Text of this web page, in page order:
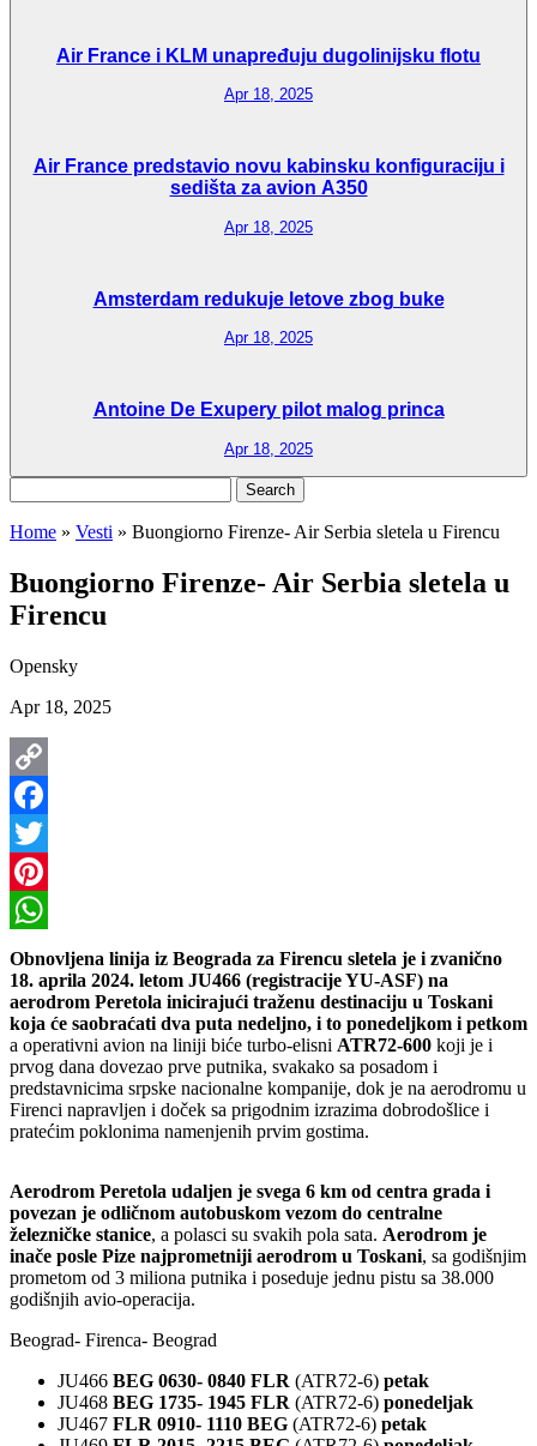
Air France i KLM unapređuju dugolinijsku flotu
Apr 18, 2025
Air France predstavio novu kabinsku konfiguraciju i
sedišta za avion A350
Apr 18, 2025
Amsterdam redukuje letove zbog buke
Apr 18, 2025
Antoine De Exupery pilot malog princa
Apr 18, 2025
for:
Home » Vesti » Buongiorno Firenze- Air Serbia sletela u Firencu
Buongiorno Firenze- Air Serbia sletela u
Firencu
Opensky
Apr 18, 2025
Copy
Link
Facebook
Twitter
Pinterest
WhatsApp
Obnovljena linija iz Beograda za Firencu sletela je i zvanično
18. aprila 2024. letom JU466 (registracije YU-ASF) na
aerodrom Peretola inicirajući traženu destinaciju u Toskani
koja će saobraćati dva puta nedeljno, i to ponedeljkom i petkom
a operativni avion na liniji biće turbo-elisni ATR72-600 koji je i
prvog dana dovezao prve putnika, svakako sa posadom i
predstavnicima srpske nacionalne kompanije, dok je na aerodromu u
Firenci napravljen i doček sa prigodnim izrazima dobrodošlice i
pratećim poklonima namenjenih prvim gostima.
Aerodrom Peretola udaljen je svega 6 km od centra grada i
povezan je odličnom autobuskom vezom do centralne
železničke stanice, a polasci su svakih pola sata. Aerodrom je
inače posle Pize najprometniji aerodrom u Toskani, sa godišnjim
prometom od 3 miliona putnika i poseduje jednu pistu sa 38.000
godišnjih avio-operacija.
Beograd- Firenca- Beograd
JU466 BEG 0630- 0840 FLR (ATR72-6) petak
JU468 BEG 1735- 1945 FLR (ATR72-6) ponedeljak
JU467 FLR 0910- 1110 BEG (ATR72-6) petak